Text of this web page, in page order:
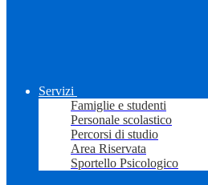
Servizi
Famiglie e studenti
Personale scolastico
Percorsi di studio
Area Riservata
Sportello Psicologico